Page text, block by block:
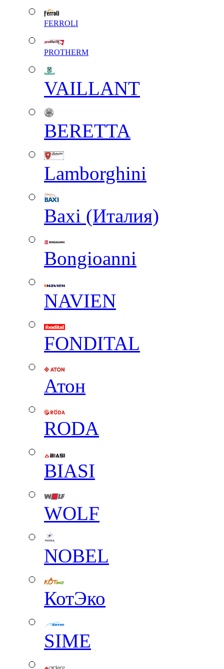
FERROLI
PROTHERM
VAILLANT
BERETTA
Lamborghini
Baxi (Италия)
Вongioanni
NAVIEN
FONDITAL
Атон
RODA
BIASI
WOLF
NOBEL
КотЭко
SIME